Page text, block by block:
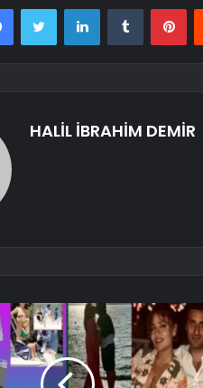
FacebookTwitter LinkedInTumblr
HALİL İBRAHİM DEMİR